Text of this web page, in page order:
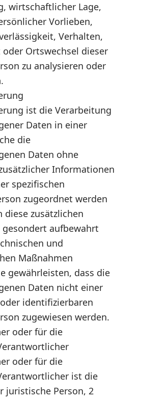
wirtschaftlicher Lage,
Vorlieben,
Verhalten,
Ortswechsel dieser
zu analysieren oder
ist die Verarbeitung
Daten in einer
die
Daten ohne
Informationen
spezifischen
zugeordnet werden
diese zusätzlichen
aufbewahrt
und
Maßnahmen
gewährleisten, dass die
Daten nicht einer
identifizierbaren
zugewiesen werden.
oder für die
oder für die
ist die
juristische Person, 2